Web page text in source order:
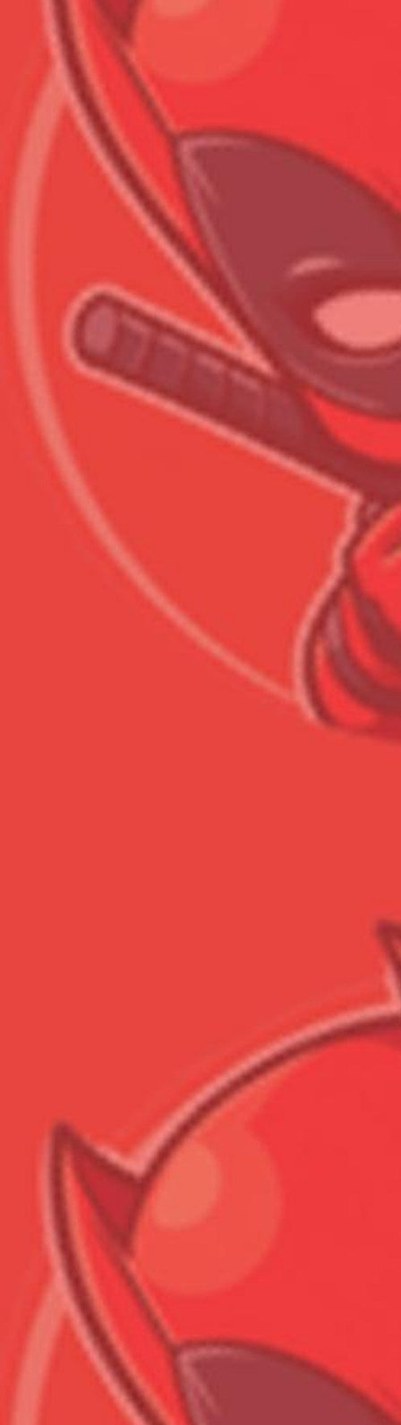
Всего позиций в корзине
Всего товара в корзине
Сумма к оплате (без